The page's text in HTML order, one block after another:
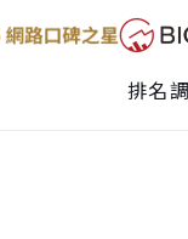
排名